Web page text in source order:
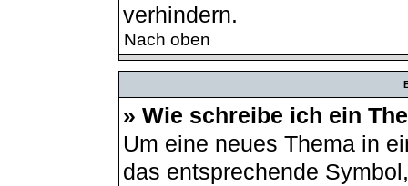
verhindern.
Nach oben
» Wie schreibe ich ein
Um eine neues Thema in
das entsprechende